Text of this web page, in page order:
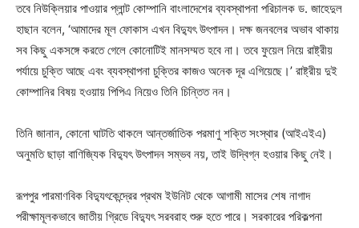
তবে নিউক্লিয়ার পাওয়ার প্লান্ট কোম্পানি বাংলাদেশের ব্যবস্থাপনা পরিচালক ড. জাহেদুল
হাছান বলেন, ‘আমাদের মূল ফোকাস এখন বিদ্যুৎ উৎপাদন। দক্ষ জনবলের অভাব থাকায়
সব কিছু একসঙ্গে করতে গেলে কোনোটিই মানসম্মত হবে না। তবে ফুয়েল নিয়ে রাষ্ট্রীয়
পর্যায়ে চুক্তি আছে এবং ব্যবস্থাপনা চুক্তির কাজও অনেক দূর এগিয়েছে।’ রাষ্ট্রীয় দুই
কোম্পানির বিষয় হওয়ায় পিপিএ নিয়েও তিনি চিন্তিত নন।
তিনি জানান, কোনো ঘাটতি থাকলে আন্তর্জাতিক পরমাণু শক্তি সংস্থার (আইএইএ)
অনুমতি ছাড়া বাণিজ্যিক বিদ্যুৎ উৎপাদন সম্ভব নয়, তাই উদ্বিগ্ন হওয়ার কিছু নেই।
রূপপুর পারমাণবিক বিদ্যুৎকেন্দ্রের প্রথম ইউনিট থেকে আগামী মাসের শেষ নাগাদ
পরীক্ষামূলকভাবে জাতীয় গ্রিডে বিদ্যুৎ সরবরাহ শুরু হতে পারে। সরকারের পরিকল্পনা